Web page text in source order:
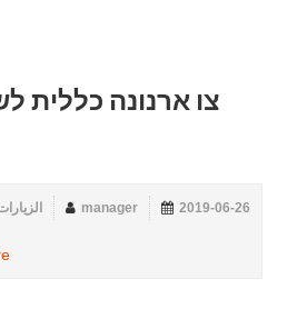
צו ארנונה כללית
2019-06-26
manager الزيارات :